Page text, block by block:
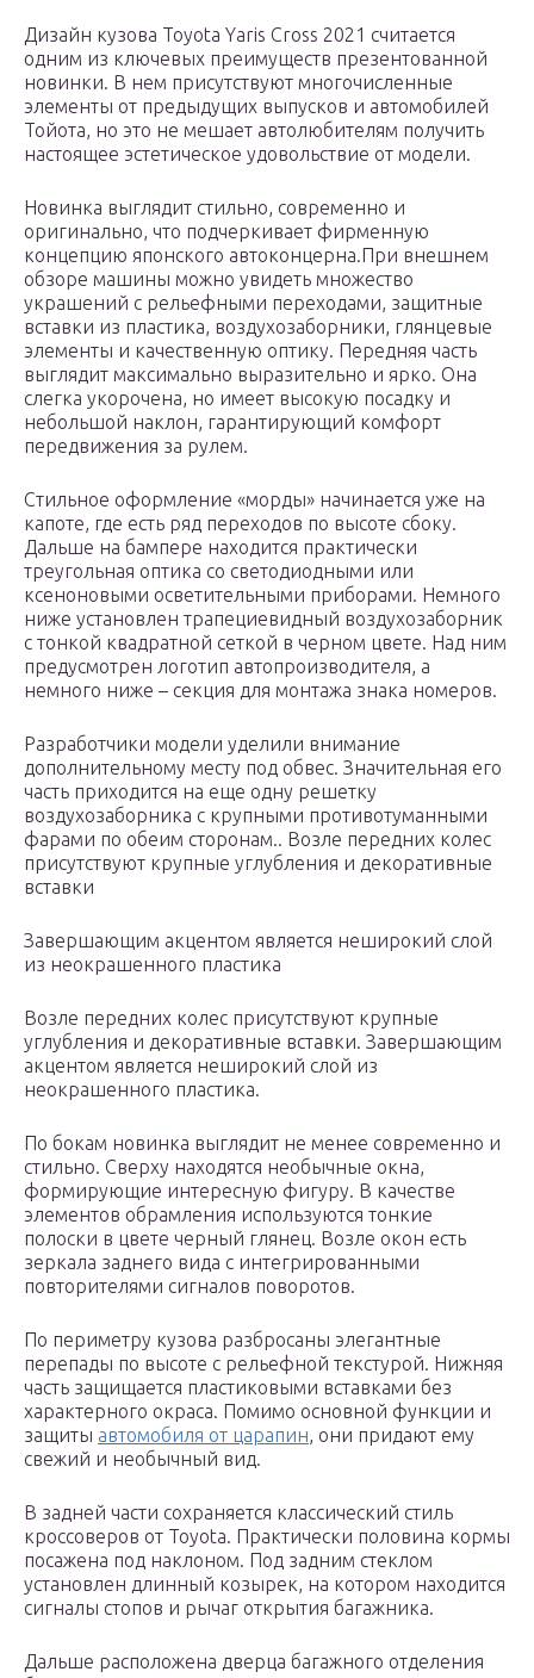
Дизайн кузова Toyota Yaris Cross 2021 считается
одним из ключевых преимуществ презентованной
новинки. В нем присутствуют многочисленные
элементы от предыдущих выпусков и автомобилей
Тойота, но это не мешает автолюбителям получить
настоящее эстетическое удовольствие от модели.
Новинка выглядит стильно, современно и
оригинально, что подчеркивает фирменную
концепцию японского автоконцерна.При внешнем
обзоре машины можно увидеть множество
украшений с рельефными переходами, защитные
вставки из пластика, воздухозаборники, глянцевые
элементы и качественную оптику. Передняя часть
выглядит максимально выразительно и ярко. Она
слегка укорочена, но имеет высокую посадку и
небольшой наклон, гарантирующий комфорт
передвижения за рулем.
Стильное оформление «морды» начинается уже на
капоте, где есть ряд переходов по высоте сбоку.
Дальше на бампере находится практически
треугольная оптика со светодиодными или
ксеноновыми осветительными приборами. Немного
ниже установлен трапециевидный воздухозаборник
с тонкой квадратной сеткой в черном цвете. Над ним
предусмотрен логотип автопроизводителя, а
немного ниже – секция для монтажа знака номеров.
Разработчики модели уделили внимание
дополнительному месту под обвес. Значительная его
часть приходится на еще одну решетку
воздухозаборника с крупными противотуманными
фарами по обеим сторонам.. Возле передних колес
присутствуют крупные углубления и декоративные
вставки
Завершающим акцентом является неширокий слой
из неокрашенного пластика
Возле передних колес присутствуют крупные
углубления и декоративные вставки. Завершающим
акцентом является неширокий слой из
неокрашенного пластика.
По бокам новинка выглядит не менее современно и
стильно. Сверху находятся необычные окна,
формирующие интересную фигуру. В качестве
элементов обрамления используются тонкие
полоски в цвете черный глянец. Возле окон есть
зеркала заднего вида с интегрированными
повторителями сигналов поворотов.
По периметру кузова разбросаны элегантные
перепады по высоте с рельефной текстурой. Нижняя
часть защищается пластиковыми вставками без
характерного окраса. Помимо основной функции и
защиты автомобиля от царапин, они придают ему
свежий и необычный вид.
В задней части сохраняется классический стиль
кроссоверов от Toyota. Практически половина кормы
посажена под наклоном. Под задним стеклом
установлен длинный козырек, на котором находится
сигналы стопов и рычаг открытия багажника.
Дальше расположена дверца багажного отделения